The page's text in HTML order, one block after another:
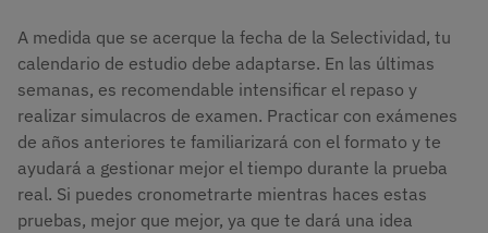
A medida que se acerque la fecha de la Selectividad, tu
calendario de estudio debe adaptarse. En las últimas
semanas, es recomendable intensificar el repaso y
realizar simulacros de examen. Practicar con exámenes
de años anteriores te familiarizará con el formato y te
ayudará a gestionar mejor el tiempo durante la prueba
real. Si puedes cronometrarte mientras haces estas
pruebas, mejor que mejor, ya que te dará una idea